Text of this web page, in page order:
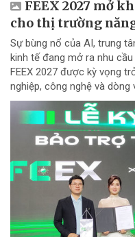
FEEX 2027 mở
cho thị trường
Sự bùng nổ của AI, trung
kinh tế đang mở ra nhu
FEEX 2027 được kỳ vọng
nghiệp, công nghệ và dòng